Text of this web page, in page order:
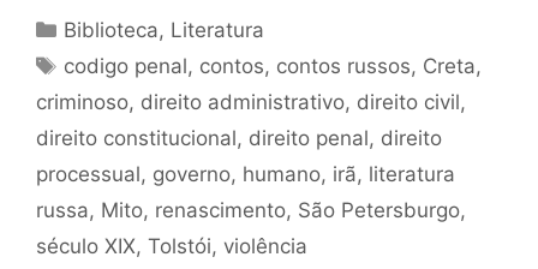
Categorias
Biblioteca, Literatura
Tags
codigo penal, contos, contos russos, Creta,
criminoso, direito administrativo, direito civil,
direito constitucional, direito penal, direito
processual, governo, humano, irã, literatura
russa, Mito, renascimento, São Petersburgo,
século XIX, Tolstói, violência